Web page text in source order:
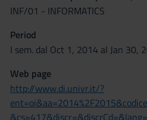
INF/01 - INFORMATICS
Period
I sem. dal Oct 1, 2014 al Jan 30,
Web page
http://www.di.univr.it/?